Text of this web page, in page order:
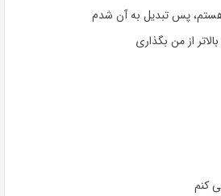
پس تبدیل به آن شدم
از من بگذاری
کنم